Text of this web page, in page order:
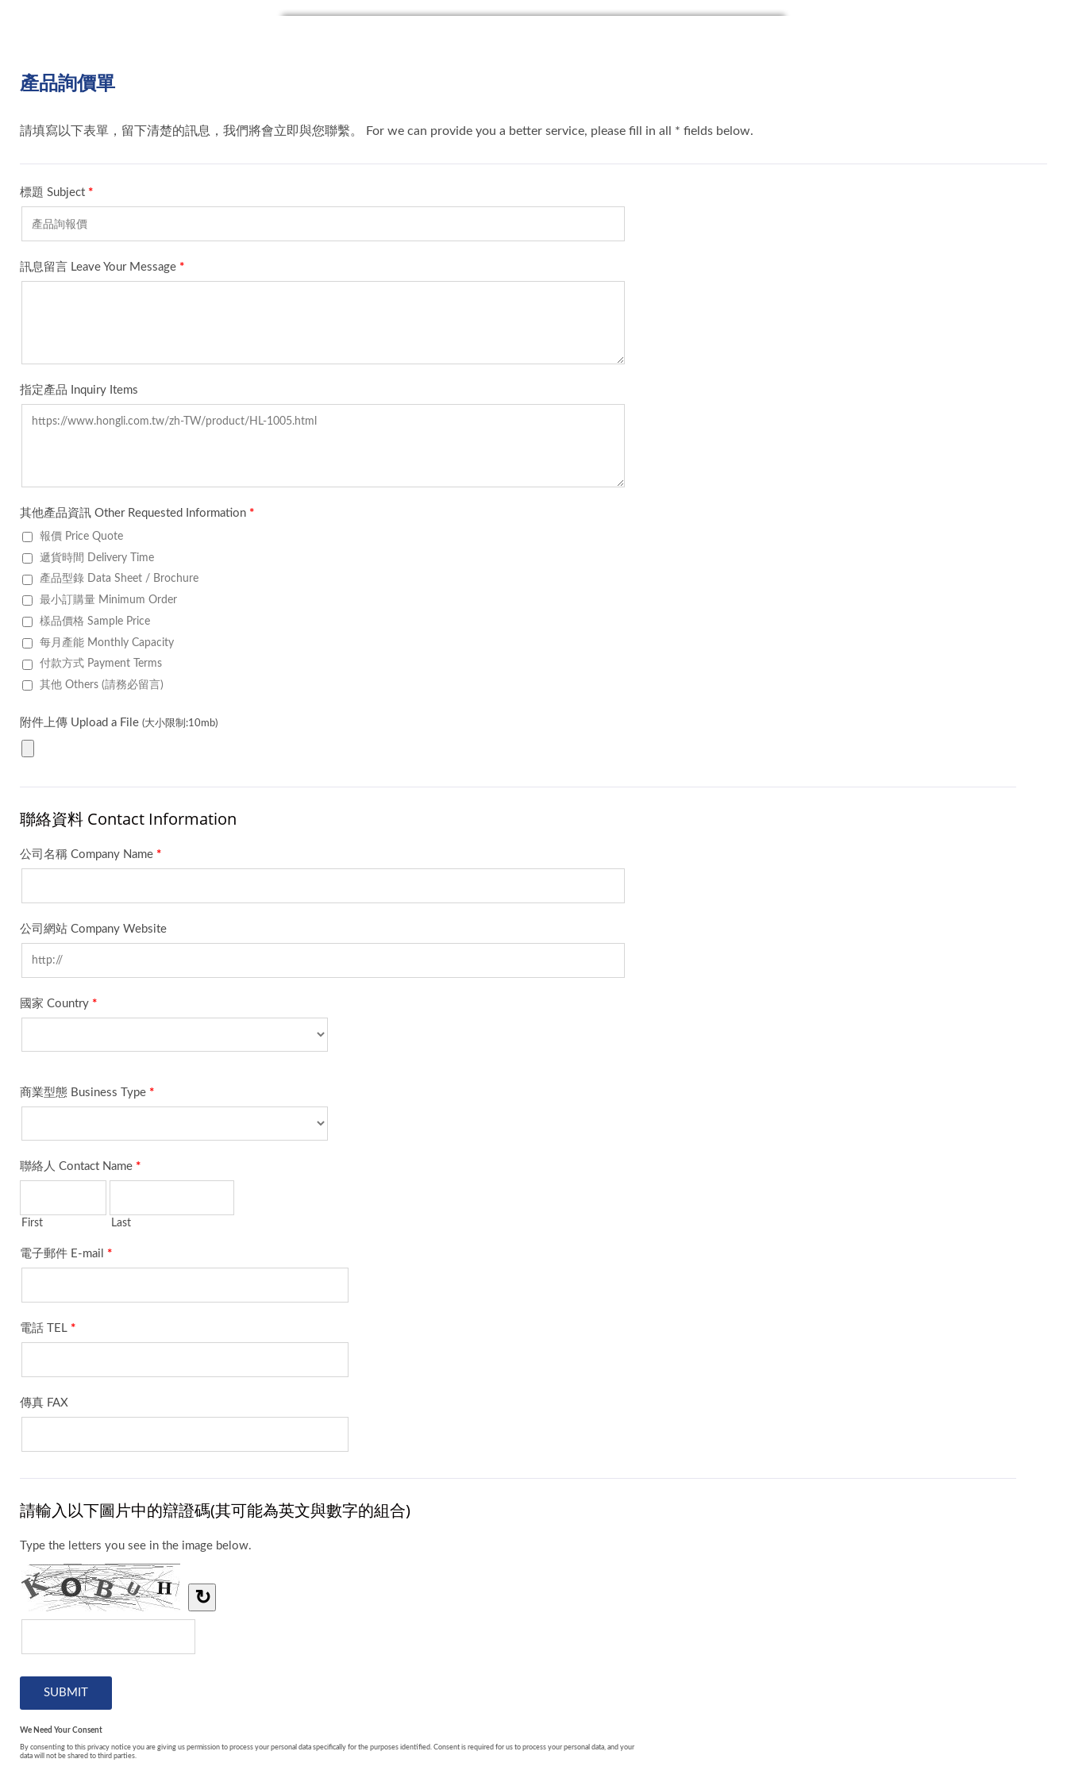
產品詢價單
請填寫以下表單，留下清楚的訊息，我們將會立即與您聯繫。 For we can provide you a better service, please fill in all * fields below.
標題 Subject *
訊息留言 Leave Your Message *
指定產品 Inquiry Items
其他產品資訊 Other Requested Information *
報價 Price Quote
遞貨時間 Delivery Time
產品型錄 Data Sheet / Brochure
最小訂購量 Minimum Order
樣品價格 Sample Price
每月產能 Monthly Capacity
付款方式 Payment Terms
其他 Others (請務必留言)
附件上傳 Upload a File (大小限制:10mb)
聯絡資料 Contact Information
公司名稱 Company Name *
公司網站 Company Website
國家 Country *
商業型態 Business Type *
聯絡人 Contact Name *
First Last
電子郵件 E-mail *
電話 TEL *
傳真 FAX
請輸入以下圖片中的辯證碼(其可能為英文與數字的組合)
Type the letters you see in the image below.
↻
We Need Your Consent
By consenting to this privacy notice you are giving us permission to process your personal data specifically for the purposes identified. Consent is required for us to process your personal data, and your
data will not be shared to third parties.